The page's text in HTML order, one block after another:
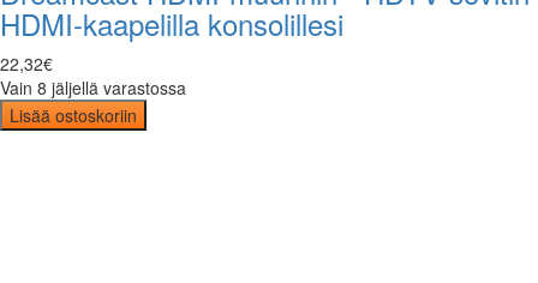
HDMI-kaapelilla konsolillesi
22,32€
Vain 8 jäljellä varastossa
Lisää ostoskoriin